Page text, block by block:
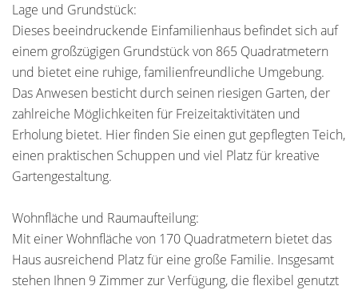
Lage und Grundstück:
Dieses beeindruckende Einfamilienhaus befindet sich auf
einem großzügigen Grundstück von 865 Quadratmetern
und bietet eine ruhige, familienfreundliche Umgebung.
Das Anwesen besticht durch seinen riesigen Garten, der
zahlreiche Möglichkeiten für Freizeitaktivitäten und
Erholung bietet. Hier finden Sie einen gut gepflegten Teich,
einen praktischen Schuppen und viel Platz für kreative
Gartengestaltung.
Wohnfläche und Raumaufteilung:
Mit einer Wohnfläche von 170 Quadratmetern bietet das
Haus ausreichend Platz für eine große Familie. Insgesamt
stehen Ihnen 9 Zimmer zur Verfügung, die flexibel genutzt